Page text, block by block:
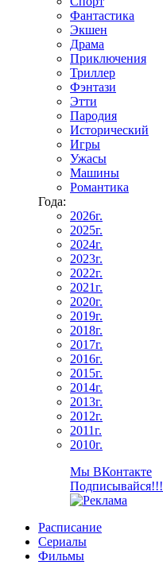
Фантастика
Экшен
Драма
Приключения
Триллер
Фэнтази
Этти
Пародия
Исторический
Игры
Ужасы
Машины
Романтика
Года:
2026г.
2025г.
2024г.
2023г.
2022г.
2021г.
2020г.
2019г.
2018г.
2017г.
2016г.
2015г.
2014г.
2013г.
2012г.
2011г.
2010г.
Мы ВКонтакте
Подписывайся!!!
Расписание
Сериалы
Фильмы